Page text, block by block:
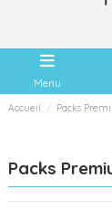
Menu
Accueil Packs
Packs